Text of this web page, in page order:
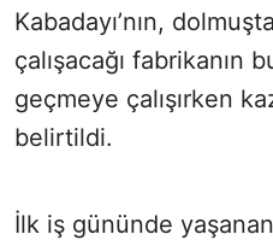
Kabadayı’nın,
çalışacağı fabrikanın
geçmeye çalışırken
belirtildi.
İlk iş gününde